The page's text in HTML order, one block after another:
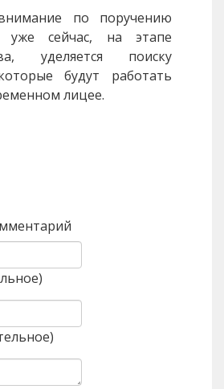
по поручению
уже сейчас, на этапе
уделяется поиску
будут работать
лицее.